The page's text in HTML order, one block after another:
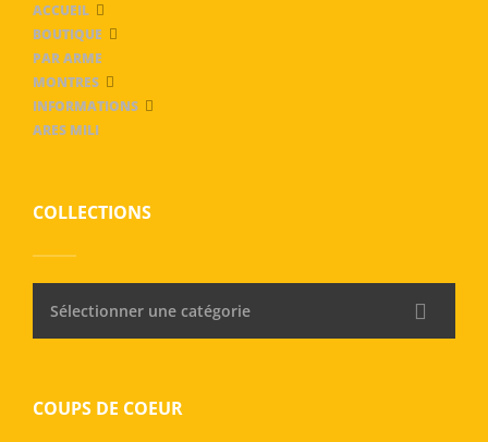
ACCUEIL
BOUTIQUE
PAR ARME
MONTRES
INFORMATIONS
ARES MILI
COLLECTIONS
Sélectionner une catégorie
COUPS DE COEUR